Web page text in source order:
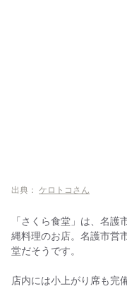
出典： ケロトコさん
「さくら食堂」は、名
縄料理のお店。名護市営
堂だそうです。
店内には小上がり席も完